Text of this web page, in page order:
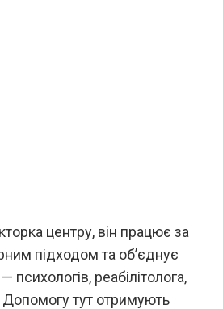
центру, він працює за
підходом та об’єднує
— психологів, реабілітолога,
Допомогу тут отримують